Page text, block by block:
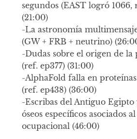
segundos (EAST logró 1066,
(21:00)
-La astronomía
(GW + FRB + neutrino)
-Dudas sobre el origen de la
(ref. ep377) (31:00)
-AlphaFold falla en
(ref. ep438) (36:00)
-Escribas del Antiguo
óseos específicos asociados
ocupacional (46:00)